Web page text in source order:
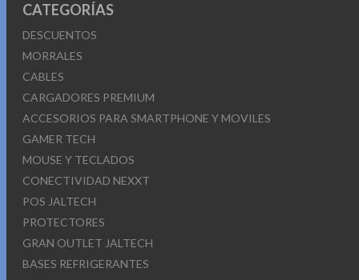
CATEGORÍAS
DESCUENTOS
MORRALES
CABLES
CARGADORES PREMIUM
ACCESORIOS PARA SMARTPHONE Y MOVILES
GAMER TECH
MOUSE Y TECLADOS
CONECTIVIDAD NEXXT
POS JALTECH
PROTECTORES
GRAN OUTLET JALTECH
BASES REFRIGERANTES